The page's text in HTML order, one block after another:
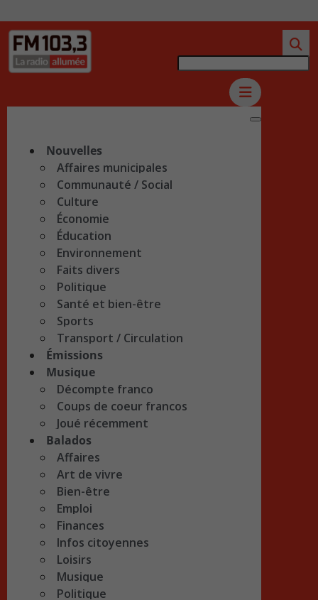
Nouvelles
Affaires municipales
Communauté / Social
Culture
Économie
Éducation
Environnement
Faits divers
Politique
Santé et bien-être
Sports
Transport / Circulation
Émissions
Musique
Décompte franco
Coups de coeur francos
Joué récemment
Balados
Affaires
Art de vivre
Bien-être
Emploi
Finances
Infos citoyennes
Loisirs
Musique
Politique